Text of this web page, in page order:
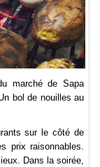
marché de Sapa
bol de nouilles au
sur le côté de
prix raisonnables.
Dans la soirée,